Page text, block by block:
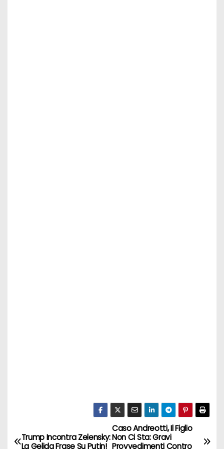
N
Caso Andreotti, Il Figlio
Non Ci Sta: Gravi
Provvedimenti Contro
Trump Incontra Zelensky:
La Gelida Frase Su Putin!